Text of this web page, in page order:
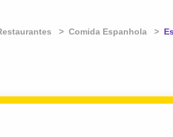
Comida Espanhola